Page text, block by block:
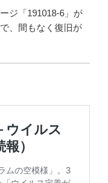
ジ「191018-6」が
、間もなく復旧が